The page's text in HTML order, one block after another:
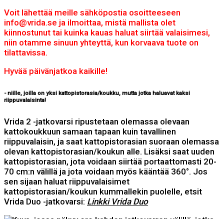
Voit lähettää meille sähköpostia osoitteeseen
info@vrida.se ja ilmoittaa, mistä mallista olet
kiinnostunut tai kuinka kauas haluat siirtää valaisimesi,
niin otamme sinuun yhteyttä, kun korvaava tuote on
tilattavissa.
Hyvää päivänjatkoa kaikille!
- niille, joilla on yksi kattopistorasia/koukku, mutta jotka haluavat kaksi
riippuvalaisinta!
Vrida 2 -jatkovarsi ripustetaan olemassa olevaan
kattokoukkuun samaan tapaan kuin tavallinen
riippuvalaisin, ja saat kattopistorasian suoraan olemassa
olevan kattopistorasian/koukun alle. Lisäksi saat uuden
kattopistorasian, jota voidaan siirtää portaattomasti 20-
70 cm:n välillä ja jota voidaan myös kääntää 360°. Jos
sen sijaan haluat riippuvalaisimet
kattopistorasian/koukun kummallekin puolelle, etsit
Vrida Duo -jatkovarsi: Linkki Vrida Duo